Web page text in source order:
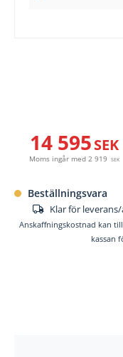
14 595SEK
Moms ingår med 2 919 SEK
Beställningsvara
Klar för
Anskaffningskostnad kan
kassan